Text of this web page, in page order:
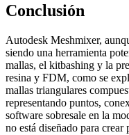
Conclusión
Autodesk Meshmixer,
siendo una herramienta
mallas, el kitbashing y la
resina y FDM, como se
mallas triangulares
representando puntos,
software sobresale en la
no está diseñado para crear